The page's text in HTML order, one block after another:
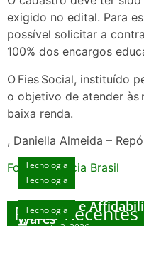
exigido no edital. Para
possível solicitar a
100% dos encargos
O Fies Social, instituído
o objetivo de atender às
baixa renda.
, Daniella Almeida –
Fonte: Agencia Brasil
Posts Recentes
Tecnologia
Unlock Exclusive
House
agosto 3, 2026
Tecnologia
Sicurezza e
Wares
Tecnologia
Tecnologia